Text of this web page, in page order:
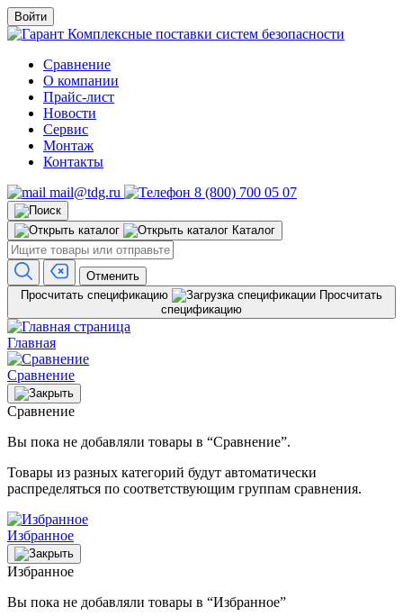
Войти
Комплексные поставки систем безопасности
Сравнение
О компании
Прайс-лист
Новости
Сервис
Монтаж
Контакты
mail@tdg.ru
8 (800) 700 05 07
Каталог
Отменить
Просчитать спецификацию
Просчитать
спецификацию
Главная
Сравнение
Сравнение
Вы пока не добавляли товары в “Сравнение”.
Товары из разных категорий будут автоматически
распределяться по соответствующим группам сравнения.
Избранное
Избранное
Вы пока не добавляли товары в “Избранное”